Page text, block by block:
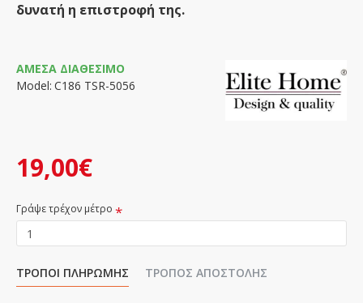
δυνατή η επιστροφή της.
19,00€
ΆΜΕΣΑ ΔΙΑΘΈΣΙΜΟ
Model: C186 TSR-5056
Γράψε τρέχον μέτρο
ΤΡΌΠΟΙ ΠΛΗΡΩΜΉΣ ΤΡΌΠΟΣ ΑΠΟΣΤΟΛΉΣ